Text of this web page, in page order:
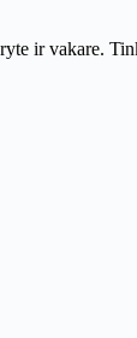
ir vakare.